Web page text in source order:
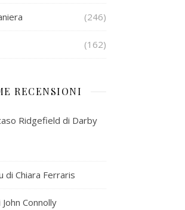
(246)
(162)
RECENSIONI
Ridgefield di Darby
di Chiara Ferraris
Connolly